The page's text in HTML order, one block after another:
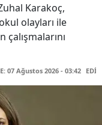
Karakoç,
olayları ile
07 Ağustos 2026 - 03:42